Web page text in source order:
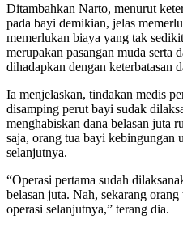
Ditambahkan Narto, menurut
pada bayi demikian, jelas
memerlukan biaya yang tak
merupakan pasangan muda serta
dihadapkan dengan keterbatasan
Ia menjelaskan, tindakan medis
disamping perut bayi sudak
menghabiskan dana belasan juta
saja, orang tua bayi kebingungan
selanjutnya.
“Operasi pertama sudah
belasan juta. Nah, sekarang
operasi selanjutnya,” terang dia.